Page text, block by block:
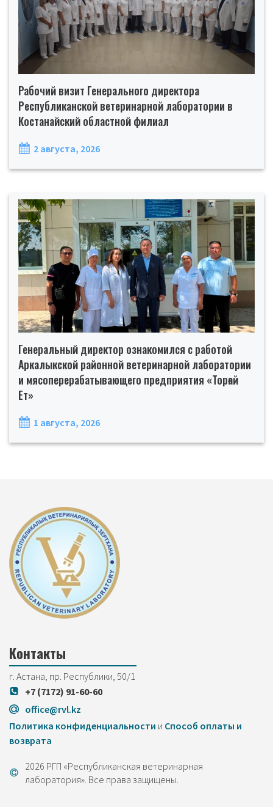
Рабочий визит Генерального директора
Республиканской ветеринарной лаборатории в
Костанайский областной филиал
2 августа, 2026
Генеральный директор ознакомился с работой
Аркалыкской районной ветеринарной лаборатории
и мясоперерабатывающего предприятия «Торғай
Ет»
1 августа, 2026
Контакты
г. Астана, пр. Республики, 50/1
+7 (7172) 91-60-60
office@rvl.kz
Политика конфиденциальности и Cпособ оплаты и
возврата
2026 РГП «Республиканская ветеринарная
лаборатория». Все права защищены.